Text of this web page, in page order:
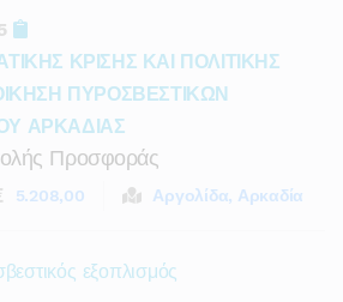
ΚΡΙΣΗΣ ΚΑΙ ΠΟΛΙΤΙΚΗΣ
ΠΥΡΟΣΒΕΣΤΙΚΩΝ
ΑΡΚΑΔΙΑΣ
Προσφοράς
5.208,00 Αργολίδα, Αρκαδία
εξοπλισμός